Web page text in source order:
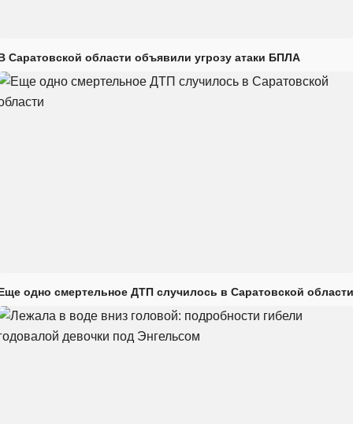
Саратовской области объявили угрозу атаки БПЛА
одно смертельное ДТП случилось в Саратовской области